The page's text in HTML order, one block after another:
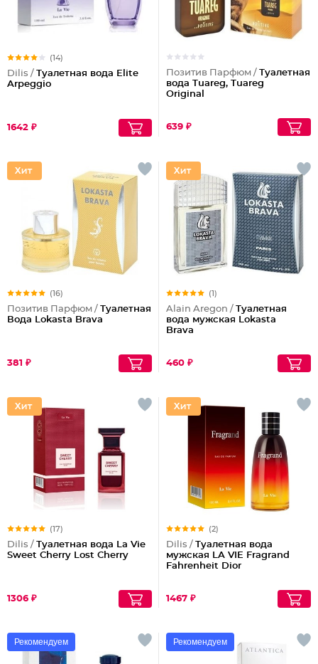
(14)
Dilis / Туалетная вода Elite
Arpeggio
1642 ₽
Позитив Парфюм / Туалетная
вода Tuareg, Tuareg
Original
639 ₽
(16)
Позитив Парфюм / Туалетная
Вода Lokasta Brava
381 ₽
(1)
Alain Aregon / Туалетная
вода мужская Lokasta
Brava
460 ₽
(17)
Dilis / Туалетная вода La Vie
Sweet Cherry Lost Cherry
1306 ₽
(2)
Dilis / Туалетная вода
мужская LA VIE Fragrand
Fahrenheit Dior
1467 ₽
Рекомендуем Рекомендуем